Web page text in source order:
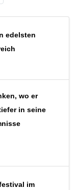
edelsten
wo er
in seine
im